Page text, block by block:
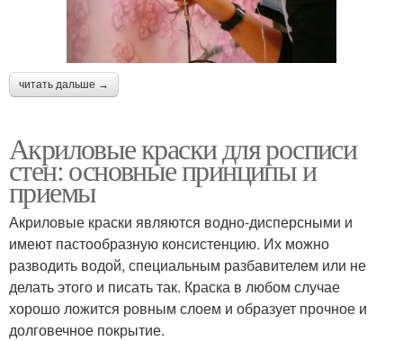
читать дальше →
Акриловые краски для росписи
стен: основные принципы и
приемы
Акриловые краски являются водно-дисперсными и
имеют пастообразную консистенцию. Их можно
разводить водой, специальным разбавителем или не
делать этого и писать так. Краска в любом случае
хорошо ложится ровным слоем и образует прочное и
долговечное покрытие.